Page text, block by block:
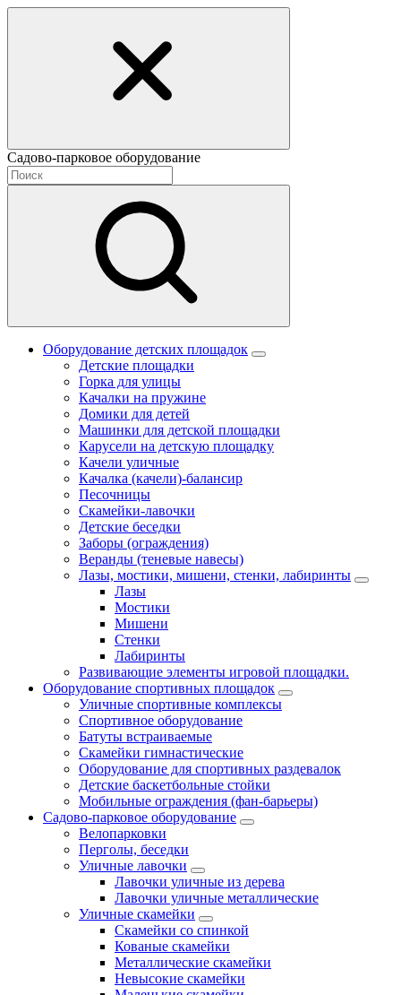
Садово-парковое оборудование
Оборудование детских площадок
Детские площадки
Горка для улицы
Качалки на пружине
Домики для детей
Машинки для детской площадки
Карусели на детскую площадку
Качели уличные
Качалка (качели)-балансир
Песочницы
Скамейки-лавочки
Детские беседки
Заборы (ограждения)
Веранды (теневые навесы)
Лазы, мостики, мишени, стенки, лабиринты
Лазы
Мостики
Мишени
Стенки
Лабиринты
Развивающие элементы игровой площадки.
Оборудование спортивных площадок
Уличные спортивные комплексы
Спортивное оборудование
Батуты встраиваемые
Скамейки гимнастические
Оборудование для спортивных раздевалок
Детские баскетбольные стойки
Мобильные ограждения (фан-барьеры)
Садово-парковое оборудование
Велопарковки
Перголы, беседки
Уличные лавочки
Лавочки уличные из дерева
Лавочки уличные металлические
Уличные скамейки
Скамейки со спинкой
Кованые скамейки
Металлические скамейки
Невысокие скамейки